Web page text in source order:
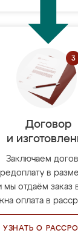
Договор
и
Заключаем
в
мы отдаём заказ
оплата в
УЗНАТЬ О